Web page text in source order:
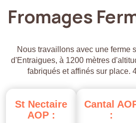
Fromages
Nous travaillons avec une ferme
d'Entraigues, à 1200 mètres
fabriqués et affinés sur place.
St Nectaire
AOP :
Cantal
: